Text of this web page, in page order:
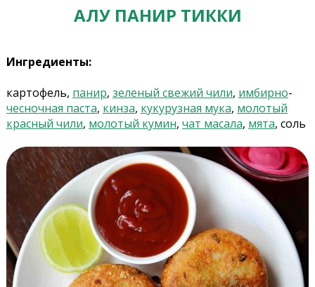
АЛУ ПАНИР ТИККИ
Ингредиенты:
картофель, панир, зеленый свежий чили, имбирно-
чесночная паста, кинза, кукурузная мука, молотый
красный чили, молотый кумин, чат масала, мята, соль